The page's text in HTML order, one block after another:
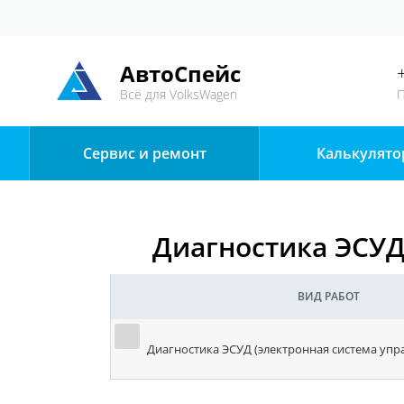
АвтоСпейс
Всё для VolksWagen
Сервис и ремонт
Диагностика
ВИД РАБОТ
Диагностика ЭСУД (электронная система